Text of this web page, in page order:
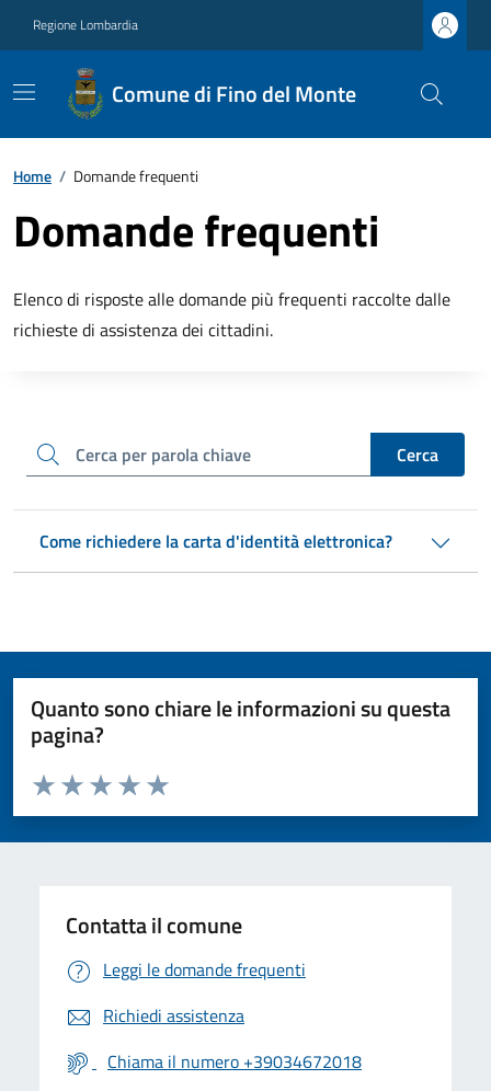
Regione Lombardia
Comune di Fino del Monte
Home / Domande frequenti
Domande frequenti
Elenco di risposte alle domande più frequenti raccolte dalle
richieste di assistenza dei cittadini.
cerca Cerca
Come richiedere la carta d'identità elettronica?
Quanto sono chiare le informazioni su questa
pagina?
Valuta da 1 a 5 stelle la pagina
Valuta 5 stelle su 5
Valuta 4 stelle su 5
Valuta 3 stelle su 5
Valuta 2 stelle su 5
Valuta 1 stelle su 5
Contatta il comune
Leggi le domande frequenti
Richiedi assistenza
Chiama il numero +39034672018